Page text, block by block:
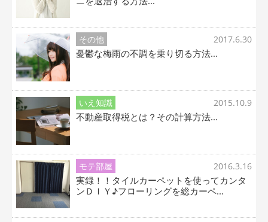
その他 2017.6.30
憂鬱な梅雨の不調を乗り切る方法...
いえ知識 2015.10.9
不動産取得税とは？その計算方法...
モテ部屋 2016.3.16
実録！！タイルカーペットを使ってカンタ
ンＤＩＹ♪フローリングを総カーペ...